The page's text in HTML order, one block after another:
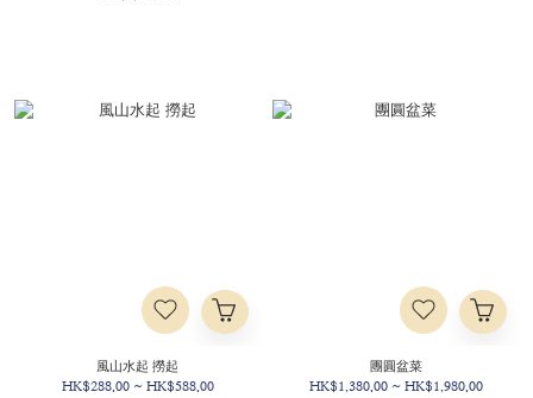
風山水起 撈起
HK$288.00 ~ HK$588.00
團圓盆菜
HK$1,380.00 ~ HK$1,980.00